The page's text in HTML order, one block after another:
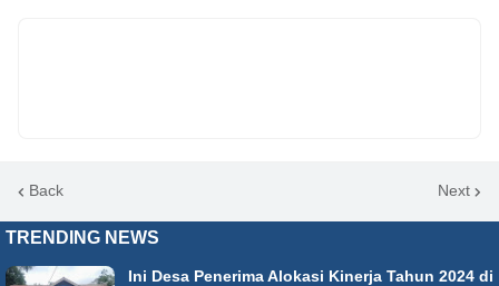
Back Next
TRENDING NEWS
Ini Desa Penerima Alokasi Kinerja Tahun 2024 di